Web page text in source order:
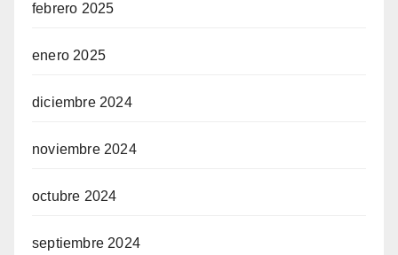
febrero 2025
enero 2025
diciembre 2024
noviembre 2024
octubre 2024
septiembre 2024